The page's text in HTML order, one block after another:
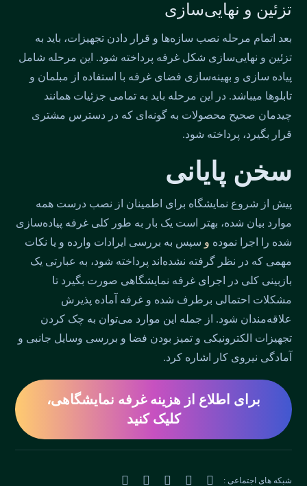
تزئین و نهایی‌سازی
بعد اتمام مرحله نصب سازه‌ها و قرار دادن تجهیزات، باید به
تزئین و نهایی‌سازی شکل غرفه پرداخته شود. این مرحله شامل
پیاده سازی و بهینه‌سازی فضای غرفه با استفاده از مبلمان و
تابلوها می‎باشد. در این مرحله باید به تمامی جزئیات همانند
چیدمان صحیح محصولات به گونه‌‍‌ای که در دسترس مشتری
قرار بگیرد، پرداخته شود.
سخن پایانی
پیش از شروع نمایشگاه برای اطمینان از نصب درست همه
موارد بیان شده، بهتر است یک بار به طور کلی غرفه پیاده‎‌سازی
شده را اجرا نموده و سپس به بررسی ایرادات وارده و یا نکات
مهمی که در نظر گرفته نشده‌اند پرداخته شود، به عبارتی یک
بازبینی کلی در اجرای غرفه نمایشگاهی صورت بگیرد تا
مشکلات احتمالی برطرف شده و غرفه آماده پذیرش
علاقه‌مندان شود. از جمله این موارد می‌توان به چک کردن
تجهیزات الکترونیکی و تمیز بودن فضا و بررسی وسایل جانبی و
آمادگی نیروی کار اشاره کرد.
برای اطلاع از هزینه غرفه نمایشگاهی،
کلیک کنید
شبکه های اجتماعی :